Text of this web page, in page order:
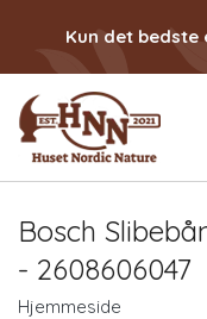
Kun det bedste
Bosch
- 2608606047
Hjemmeside